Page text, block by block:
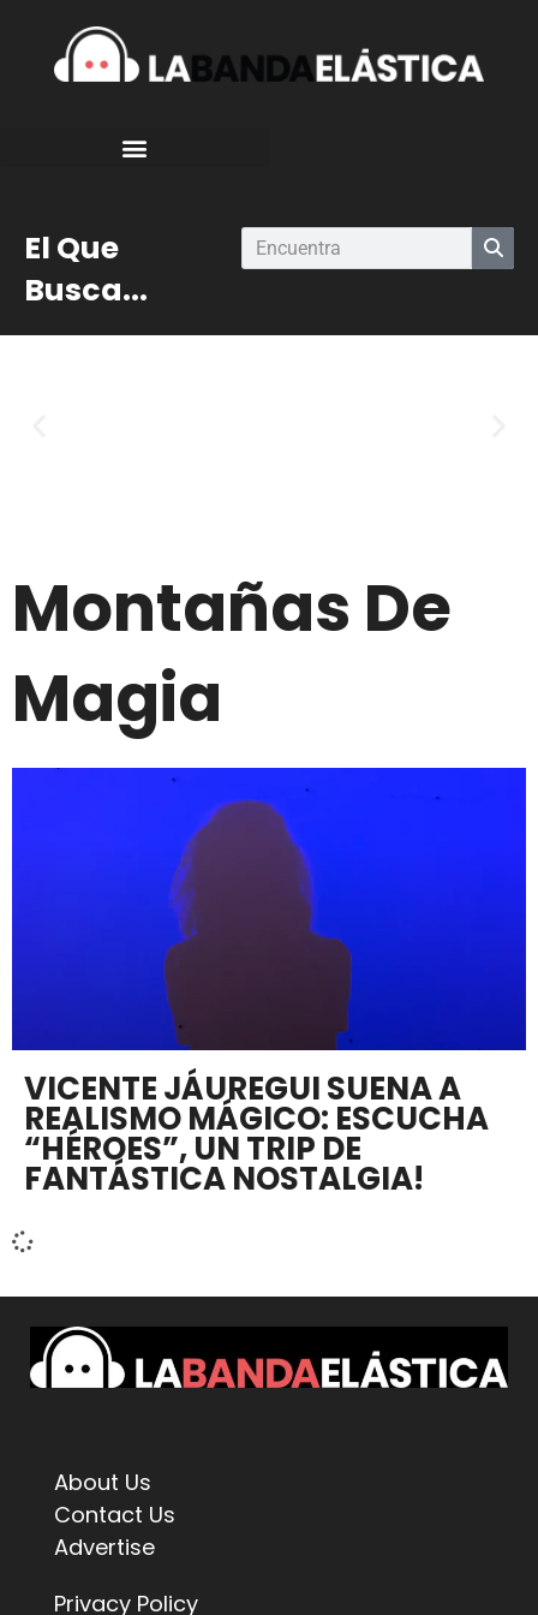
El Que
Busca...
Montañas De
Magia
VICENTE JÁUREGUI SUENA A
REALISMO MÁGICO: ESCUCHA
“HÉROES”, UN TRIP DE
FANTÁSTICA NOSTALGIA!
About Us
Contact Us
Advertise
Privacy Policy